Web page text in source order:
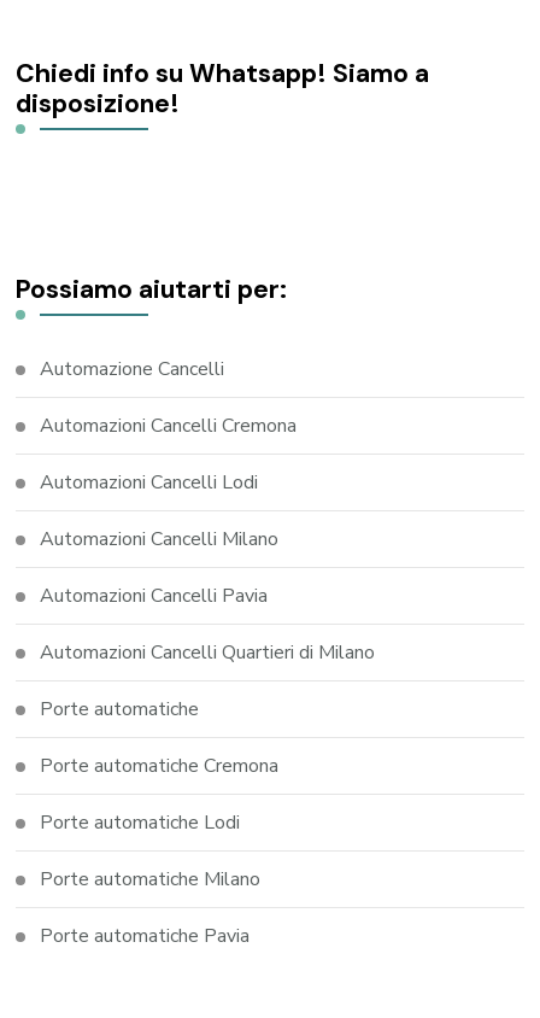
Chiedi info su Whatsapp! Siamo a
disposizione!
Possiamo aiutarti per:
Automazione Cancelli
Automazioni Cancelli Cremona
Automazioni Cancelli Lodi
Automazioni Cancelli Milano
Automazioni Cancelli Pavia
Automazioni Cancelli Quartieri di Milano
Porte automatiche
Porte automatiche Cremona
Porte automatiche Lodi
Porte automatiche Milano
Porte automatiche Pavia